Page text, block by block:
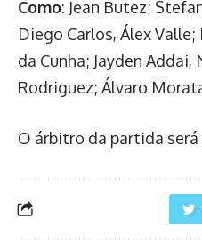
Como: Jean Butez;
Diego Carlos, Álex
da Cunha; Jayden Addai,
Rodriguez; Álvaro
O árbitro da partida será